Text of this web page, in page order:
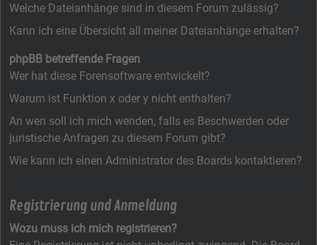
Welche Dateianhänge sind in diesem Forum zulässig?
Kann ich eine Übersicht all meiner Dateianhänge erhalten?
phpBB betreffende Fragen
Wer hat diese Forensoftware entwickelt?
Warum ist Funktion x oder y nicht enthalten?
An wen soll ich mich wenden, falls es Beschwerden oder
juristische Anfragen zu diesem Forum gibt?
Wie kann ich einen Administrator des Boards kontaktieren?
Registrierung und Anmeldung
Wozu muss ich mich registrieren?